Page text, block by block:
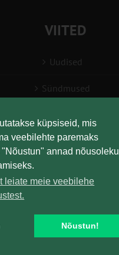
küpsiseid, mis
veebilehte paremaks
annad nõusoleku
leiate meie veebilehe
Nõustun!
VIITED
Uudised
Sündmused
Teabesalv
Liitu uudiskirjaga